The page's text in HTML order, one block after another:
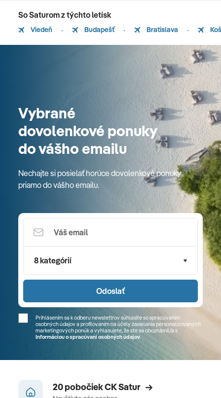
So Saturom z týchto letísk
Viedeň Budapešť Bratislava
Vybrané
dovolenkové ponuky
do vášho emailu
Nechajte si posielať horúce dovolenkové ponuky
priamo do vášho emailu.
8 kategórií
Odoslať
Prihlásením sa k odberu newslettrov súhlasíte so spracúvaním
osobných údajov a profilovaním na účely zasielania personalizovaných
marketingových ponúk a vyhlasujete, že ste sa oboznámil/a s
Informáciou o spracúvaní osobných údajov.
20 pobočiek CK Satur